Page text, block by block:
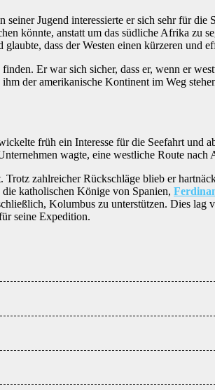
Jugend interessierte er sich sehr für die
könnte, anstatt um das südliche Afrika zu
dass der Westen einen kürzeren und
Er war sich sicher, dass er, wenn er
der amerikanische Kontinent im Weg
früh ein Interesse für die Seefahrt und
wagte, eine westliche Route nach
zahlreicher Rückschläge blieb er
katholischen Könige von Spanien,
Kolumbus zu unterstützen. Dies lag
seine Expedition.